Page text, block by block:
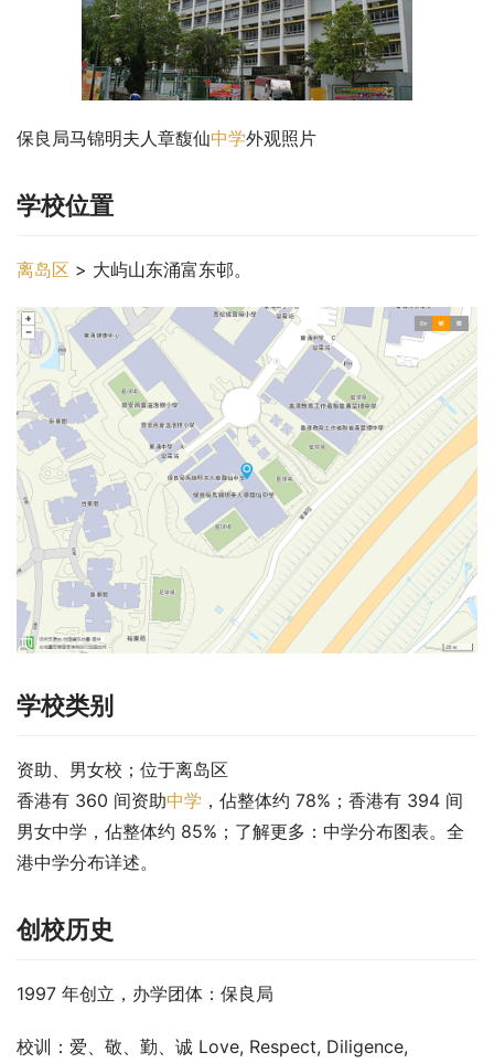
保良局马锦明夫人章馥仙中学外观照片
学校位置
离岛区 > 大屿山东涌富东邨。
学校类别
资助、男女校；位于离岛区
香港有 360 间资助中学 ，佔整体约 78%；香港有 394 间
男女中学，佔整体约 85%；了解更多：中学分布图表。全
港中学分布详述。
创校历史
1997 年创立，办学团体：保良局
校训：爱、敬、勤、诚 Love, Respect, Diligence,